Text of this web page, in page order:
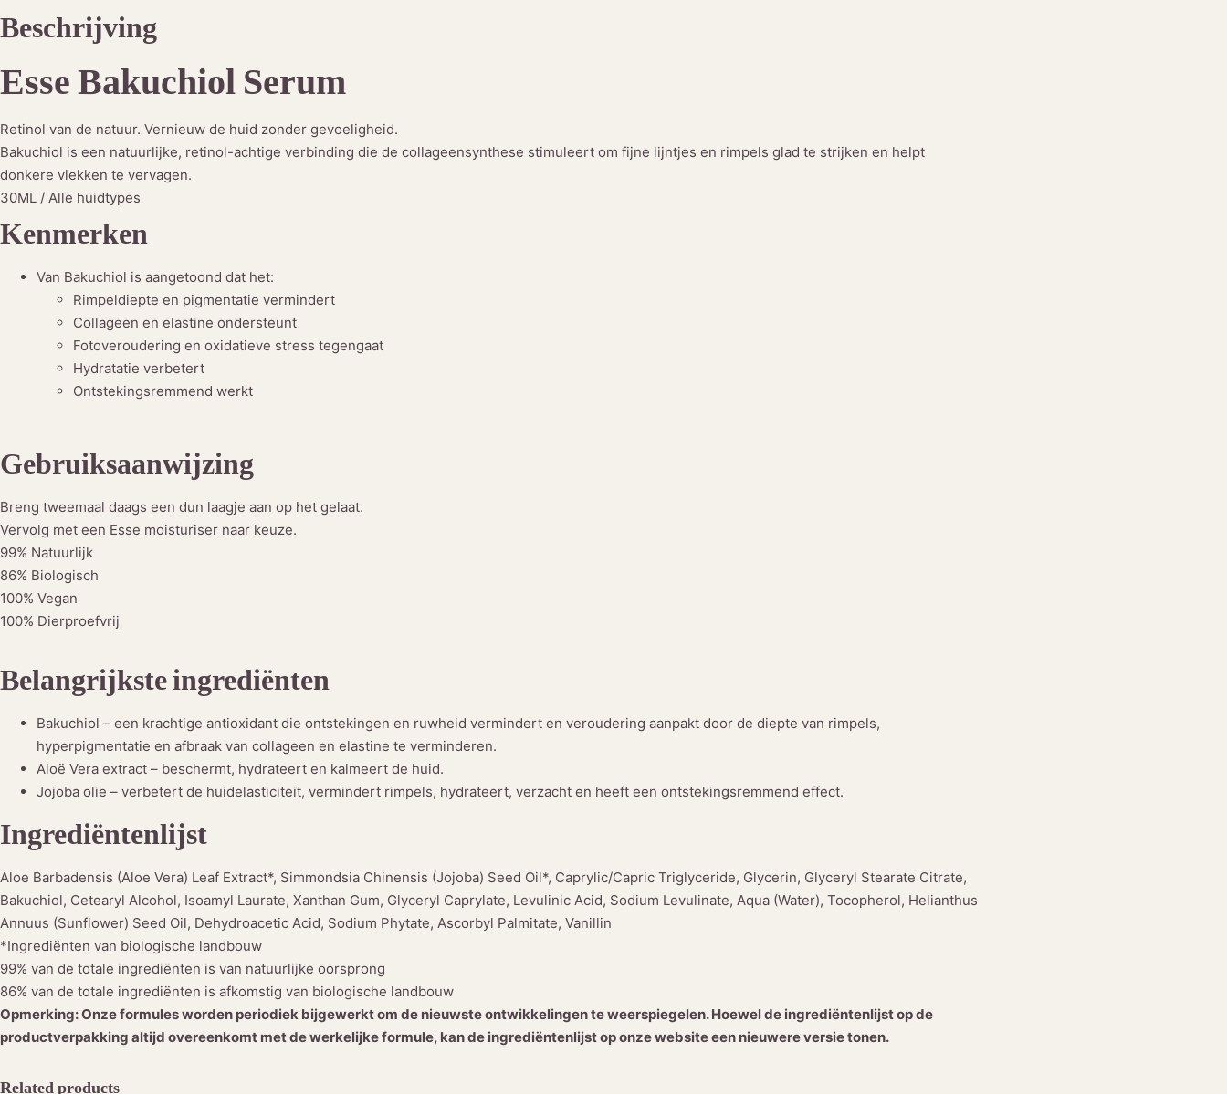
Beschrijving
Esse Bakuchiol Serum
Retinol van de natuur. Vernieuw de huid zonder gevoeligheid.
Bakuchiol is een natuurlijke, retinol-achtige verbinding die de collageensynthese stimuleert om fijne lijntjes en rimpels glad te strijken en helpt
donkere vlekken te vervagen.
30ML / Alle huidtypes
Kenmerken
Van Bakuchiol is aangetoond dat het:
Rimpeldiepte en pigmentatie vermindert
Collageen en elastine ondersteunt
Fotoveroudering en oxidatieve stress tegengaat
Hydratatie verbetert
Ontstekingsremmend werkt
Gebruiksaanwijzing
Breng tweemaal daags een dun laagje aan op het gelaat.
Vervolg met een Esse moisturiser naar keuze.
99% Natuurlijk
86% Biologisch
100% Vegan
100% Dierproefvrij
Belangrijkste ingrediënten
Bakuchiol – een krachtige antioxidant die ontstekingen en ruwheid vermindert en veroudering aanpakt door de diepte van rimpels,
hyperpigmentatie en afbraak van collageen en elastine te verminderen.
Aloë Vera extract – beschermt, hydrateert en kalmeert de huid.
Jojoba olie – verbetert de huidelasticiteit, vermindert rimpels, hydrateert, verzacht en heeft een ontstekingsremmend effect.
Ingrediëntenlijst
Aloe Barbadensis (Aloe Vera) Leaf Extract*, Simmondsia Chinensis (Jojoba) Seed Oil*, Caprylic/Capric Triglyceride, Glycerin, Glyceryl Stearate Citrate,
Bakuchiol, Cetearyl Alcohol, Isoamyl Laurate, Xanthan Gum, Glyceryl Caprylate, Levulinic Acid, Sodium Levulinate, Aqua (Water), Tocopherol, Helianthus
Annuus (Sunflower) Seed Oil, Dehydroacetic Acid, Sodium Phytate, Ascorbyl Palmitate, Vanillin
*Ingrediënten van biologische landbouw
99% van de totale ingrediënten is van natuurlijke oorsprong
86% van de totale ingrediënten is afkomstig van biologische landbouw
Opmerking: Onze formules worden periodiek bijgewerkt om de nieuwste ontwikkelingen te weerspiegelen. Hoewel de ingrediëntenlijst op de
productverpakking altijd overeenkomt met de werkelijke formule, kan de ingrediëntenlijst op onze website een nieuwere versie tonen.
Related products